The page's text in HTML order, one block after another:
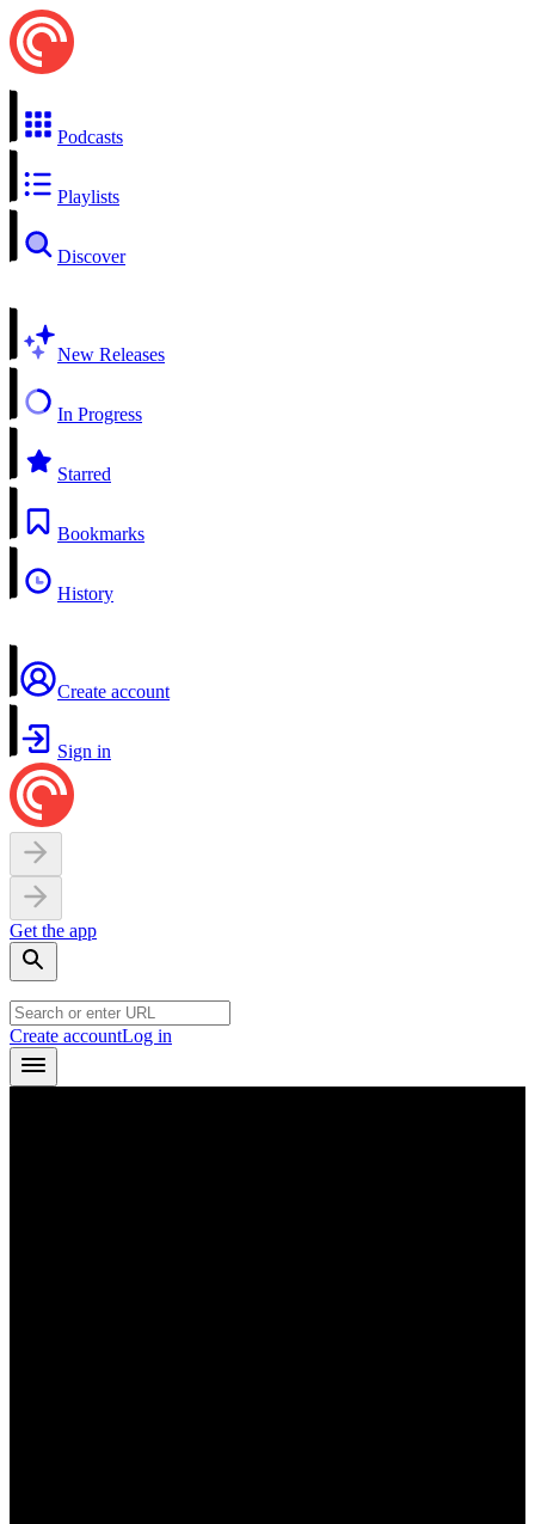
Podcasts
Playlists
Discover
New Releases
In Progress
Starred
Bookmarks
History
Create account
Sign in
Get the app
Create accountLog in